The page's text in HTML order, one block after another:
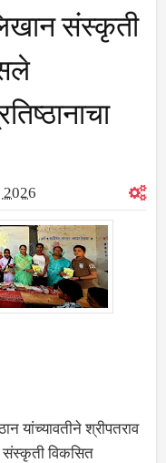
संस्कृती
यांच्यावतीने श्रीपतराव
संस्कृती विकसित